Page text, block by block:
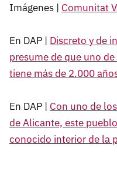
Imágenes | Comunitat
En DAP | Discreto y de
presume de que uno
tiene más de 2.000
En DAP | Con uno de
de Alicante, este
conocido interior de la